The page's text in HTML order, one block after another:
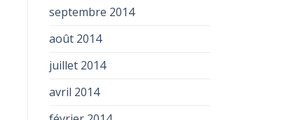
septembre 2014
août 2014
juillet 2014
avril 2014